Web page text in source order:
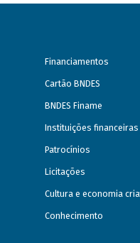
Financiamentos
Cartão BNDES
BNDES Finame
Instituições
Patrocínios
Licitações
Cultura e economia
Conhecimento